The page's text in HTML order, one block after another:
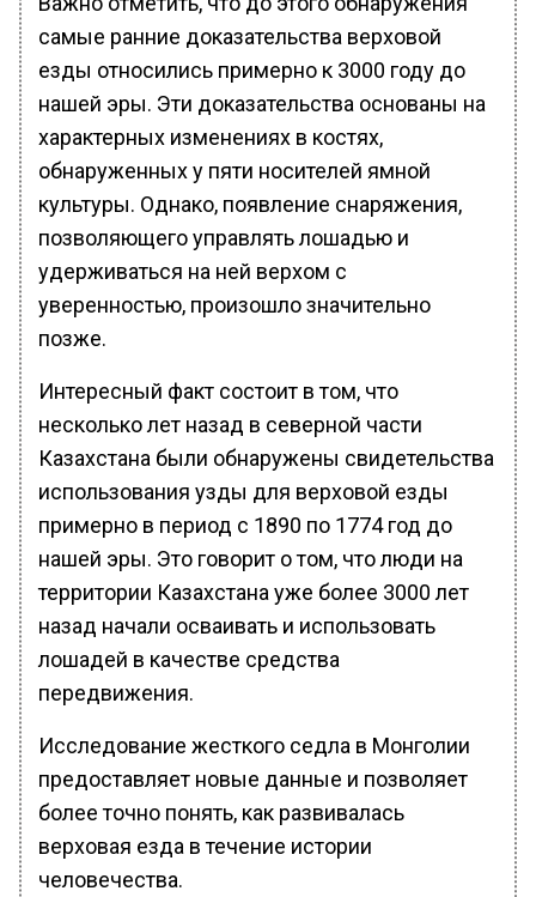
самые ранние доказательства верховой
езды относились примерно к 3000 году до
нашей эры. Эти доказательства основаны на
характерных изменениях в костях,
обнаруженных у пяти носителей ямной
культуры. Однако, появление снаряжения,
позволяющего управлять лошадью и
удерживаться на ней верхом с
уверенностью, произошло значительно
позже.
Интересный факт состоит в том, что
несколько лет назад в северной части
Казахстана были обнаружены свидетельства
использования узды для верховой езды
примерно в период с 1890 по 1774 год до
нашей эры. Это говорит о том, что люди на
территории Казахстана уже более 3000 лет
назад начали осваивать и использовать
лошадей в качестве средства
передвижения.
Исследование жесткого седла в Монголии
предоставляет новые данные и позволяет
более точно понять, как развивалась
верховая езда в течение истории
человечества.